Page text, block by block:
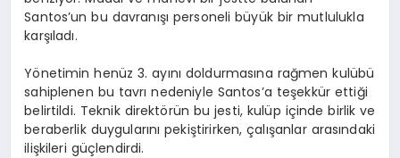
Santos’un bu davranışı personeli büyük bir mutlulukla
karşıladı.
Yönetimin henüz 3. ayını doldurmasına rağmen kulübü
sahiplenen bu tavrı nedeniyle Santos’a teşekkür ettiği
belirtildi. Teknik direktörün bu jesti, kulüp içinde birlik ve
beraberlik duygularını pekiştirirken, çalışanlar arasındaki
ilişkileri güçlendirdi.